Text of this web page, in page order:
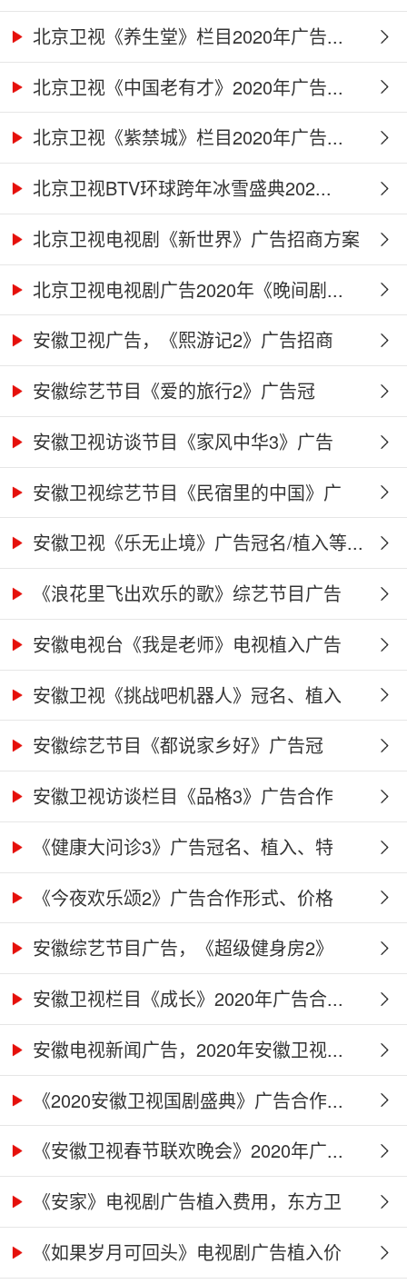
北京卫视《养生堂》栏目2020年广告...
北京卫视《中国老有才》2020年广告...
北京卫视《紫禁城》栏目2020年广告...
北京卫视BTV环球跨年冰雪盛典202...
北京卫视电视剧《新世界》广告招商方案
北京卫视电视剧广告2020年《晚间剧...
安徽卫视广告，《熙游记2》广告招商
合...安徽综艺节目《爱的旅行2》广告冠
名、...
安徽卫视访谈节目《家风中华3》广告
合...安徽卫视综艺节目《民宿里的中国》广
告...安徽卫视《乐无止境》广告冠名/植入等...
《浪花里飞出欢乐的歌》综艺节目广告
冠...安徽电视台《我是老师》电视植入广告
价...安徽卫视《挑战吧机器人》冠名、植入
广...安徽综艺节目《都说家乡好》广告冠
名、...
安徽卫视访谈栏目《品格3》广告合作
权...《健康大问诊3》广告冠名、植入、特
别...《今夜欢乐颂2》广告合作形式、价格
及...安徽综艺节目广告，《超级健身房2》
广...安徽卫视栏目《成长》2020年广告合...
安徽电视新闻广告，2020年安徽卫视...
《2020安徽卫视国剧盛典》广告合作...
《安徽卫视春节联欢晚会》2020年广...
《安家》电视剧广告植入费用，东方卫
视...《如果岁月可回头》电视剧广告植入价